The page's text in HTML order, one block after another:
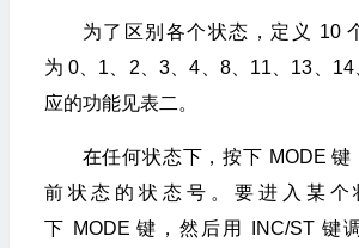
为了区别各个状态，定义 10
为 0、1、2、3、4、8、11、13、
应的功能见表二。
在任何状态下，按下 MODE 键
前状态的状态号。要进入某个
下 MODE 键，然后用 INC/ST 键